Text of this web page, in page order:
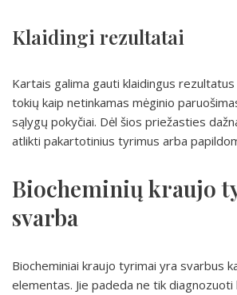
Klaidingi rezultatai
Kartais galima gauti klaidingus
tokių kaip netinkamas mėginio
sąlygų pokyčiai. Dėl šios priežasties
atlikti pakartotinius tyrimus arba
Biocheminių kraujo
svarba
Biocheminiai kraujo tyrimai yra svarbus
elementas. Jie padeda ne tik